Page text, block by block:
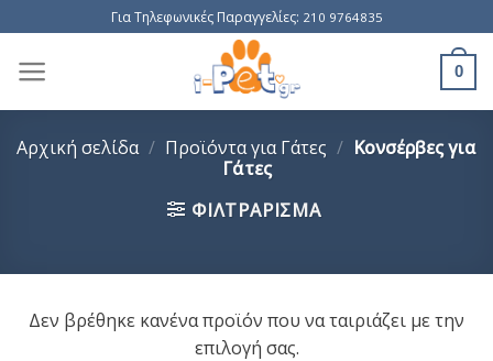
to
content
Για Τηλεφωνικές Παραγγελίες: 210 9764835
0
Αρχική σελίδα / Προϊόντα για Γάτες / Κονσέρβες για
Γάτες
ΦΙΛΤΡΆΡΙΣΜΑ
Δεν βρέθηκε κανένα προϊόν που να ταιριάζει με την
επιλογή σας.